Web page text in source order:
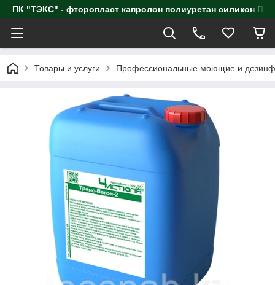
ПК "ТЭКС" - фторопласт капролон полиуретан
Товары и услуги Профессиональные моющие и